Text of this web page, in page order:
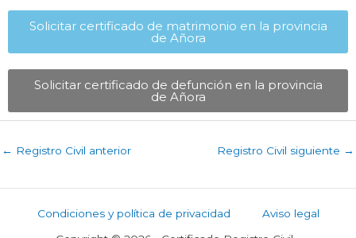
Solicitar certificado de matrimonio en la provincia
de Añora​
Solicitar certificado de defunción en la provincia
de Añora​
← Registro Civil anterior Registro Civil siguiente →
Condiciones y política de privacidad
Aviso legal